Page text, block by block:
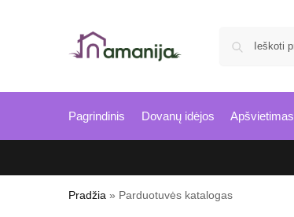
Pagrindinis Dovanų idėjos Apšvietimas
Pradžia » Parduotuvės katalogas